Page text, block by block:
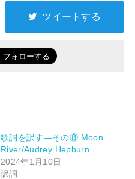
ツイートする
歌詞を訳す―その⑧ Moon
River/Audrey Hepburn
2024年1月10日
訳詞